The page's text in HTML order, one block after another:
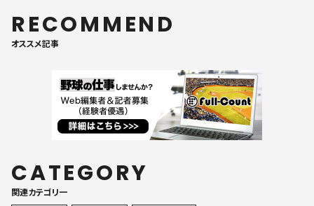
RECOMMEND
オススメ記事
CATEGORY
関連カテゴリ一